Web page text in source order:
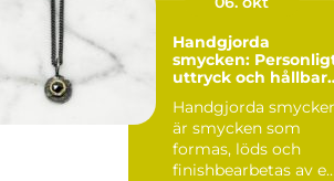
Handgjorda
smycken:
uttryck och hållbar
Handgjorda
är smycken som
formas, löds och
finishbearbetas av